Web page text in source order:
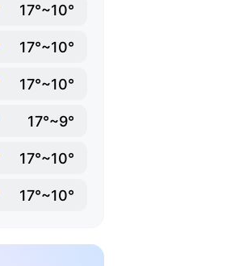
17°~10°
17°~10°
17°~10°
17°~9°
17°~10°
17°~10°